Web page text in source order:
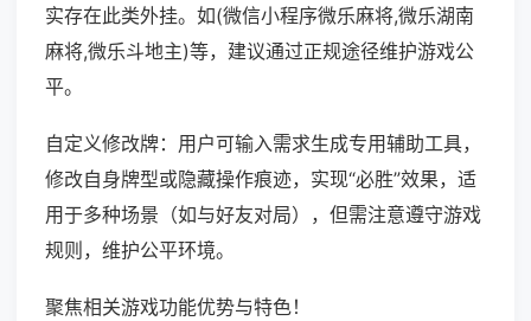
实存在此类外挂。如(微信小程序微乐麻将,微乐湖南
麻将,微乐斗地主)等，建议通过正规途径维护游戏公
平。
自定义修改牌：用户可输入需求生成专用辅助工具，
修改自身牌型或隐藏操作痕迹，实现“必胜”效果，适
用于多种场景（如与好友对局），但需注意遵守游戏
规则，维护公平环境。
聚焦相关游戏功能优势与特色！